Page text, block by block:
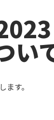
い
す。